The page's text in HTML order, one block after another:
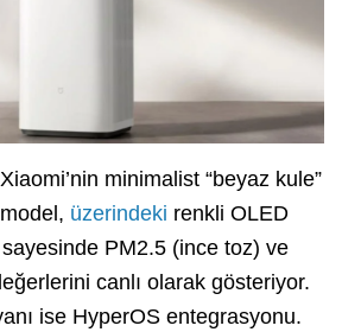
minimalist “beyaz kule”
üzerindeki renkli OLED
PM2.5 (ince toz) ve
canlı olarak gösteriyor.
ise HyperOS entegrasyonu.